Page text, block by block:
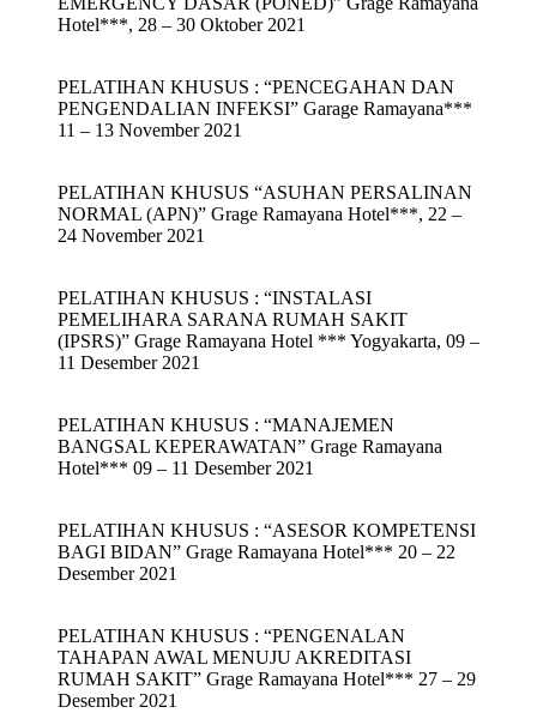
Hotel***, 28 – 30 Oktober 2021
PELATIHAN KHUSUS : “PENCEGAHAN DAN
PENGENDALIAN INFEKSI” Garage Ramayana***
11 – 13 November 2021
PELATIHAN KHUSUS “ASUHAN PERSALINAN
NORMAL (APN)” Grage Ramayana Hotel***, 22 –
24 November 2021
PELATIHAN KHUSUS : “INSTALASI
PEMELIHARA SARANA RUMAH SAKIT
(IPSRS)” Grage Ramayana Hotel *** Yogyakarta, 09 –
11 Desember 2021
PELATIHAN KHUSUS : “MANAJEMEN
BANGSAL KEPERAWATAN” Grage Ramayana
Hotel*** 09 – 11 Desember 2021
PELATIHAN KHUSUS : “ASESOR KOMPETENSI
BAGI BIDAN” Grage Ramayana Hotel*** 20 – 22
Desember 2021
PELATIHAN KHUSUS : “PENGENALAN
TAHAPAN AWAL MENUJU AKREDITASI
RUMAH SAKIT” Grage Ramayana Hotel*** 27 – 29
Desember 2021